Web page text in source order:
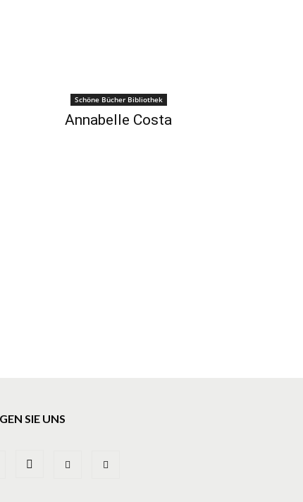
Schöne Bücher Bibliothek
Annabelle Costa
SIE UNS